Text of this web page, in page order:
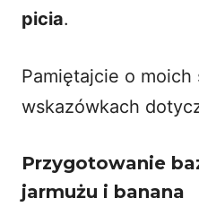
picia.
Pamiętajcie o moich
wskazówkach
Przygotowanie
jarmużu i banana